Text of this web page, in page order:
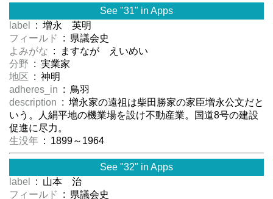
See "31" in Apps
label
: 増永 英明
フィールド
: 県議会史
よみがな : ますなが えいめい
分野 : 実業家
地区 : 神明
adheres_in : 鳥羽
description : 増永家の遠祖は柴田勝家の家臣増永公文だと
いう。人絹平地の機業場を設け不動産業。国道8号の建設
促進に尽力。
生没年 : 1899～1964
See "32" in Apps
label
: 山本 治
フィールド
: 県議会史